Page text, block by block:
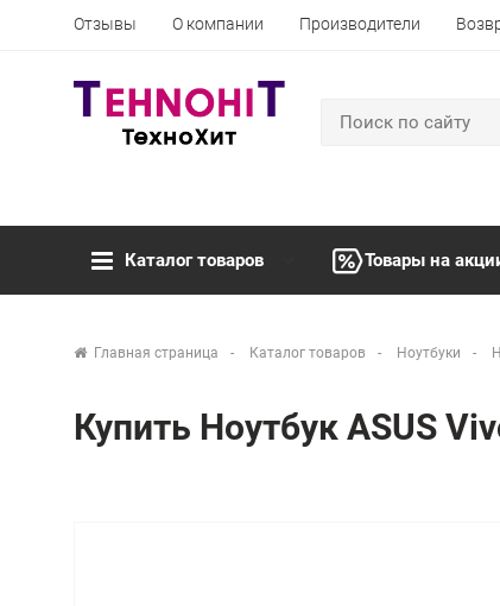
Отзывы О компании Производители
Каталог товаров Товары на
Главная страница Каталог товаров Ноутбуки
Купить Ноутбук ASUS